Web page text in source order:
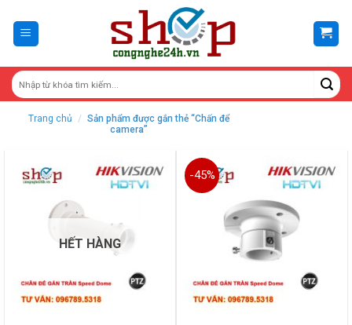
content
Trang chủ / Sản phẩm được gắn thẻ “Chấn để
camera”
HẾT HÀNG
-45%